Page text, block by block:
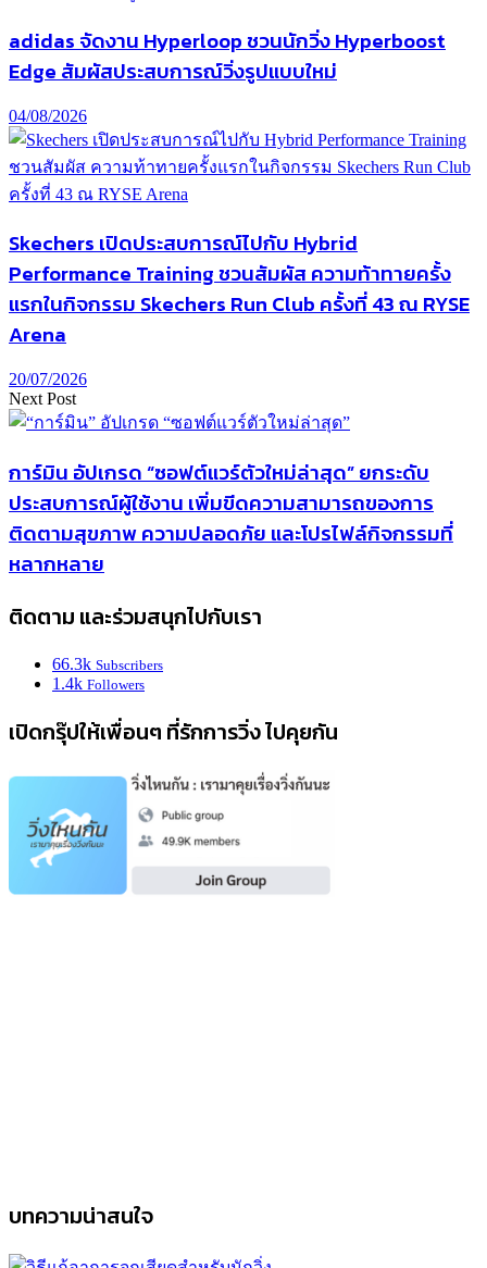
adidas จัดงาน Hyperloop ชวนนักวิ่ง Hyperboost
Edge สัมผัสประสบการณ์วิ่งรูปแบบใหม่
04/08/2026
Skechers เปิดประสบการณ์ไปกับ Hybrid
Performance Training ชวนสัมผัส ความท้าทายครั้ง
แรกในกิจกรรม Skechers Run Club ครั้งที่ 43 ณ RYSE
Arena
20/07/2026
Next Post
การ์มิน อัปเกรด “ซอฟต์แวร์ตัวใหม่ล่าสุด” ยกระดับ
ประสบการณ์ผู้ใช้งาน เพิ่มขีดความสามารถของการ
ติดตามสุขภาพ ความปลอดภัย และโปรไฟล์กิจกรรมที่
หลากหลาย
ติดตาม และร่วมสนุกไปกับเรา
66.3k Subscribers
1.4k Followers
เปิดกรุ๊ปให้เพื่อนๆ ที่รักการวิ่ง ไปคุยกัน
บทความน่าสนใจ